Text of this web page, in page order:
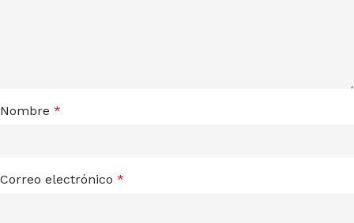
Nombre *
Correo electrónico *